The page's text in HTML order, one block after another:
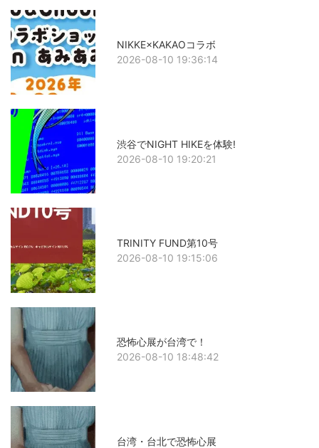
NIKKE×KAKAOコラボ
2026-08-10 19:36:14
渋谷でNIGHT HIKEを体験!
2026-08-10 19:20:21
TRINITY FUND第10号
2026-08-10 19:15:06
恐怖心展が台湾で！
2026-08-10 18:48:42
台湾・台北で恐怖心展